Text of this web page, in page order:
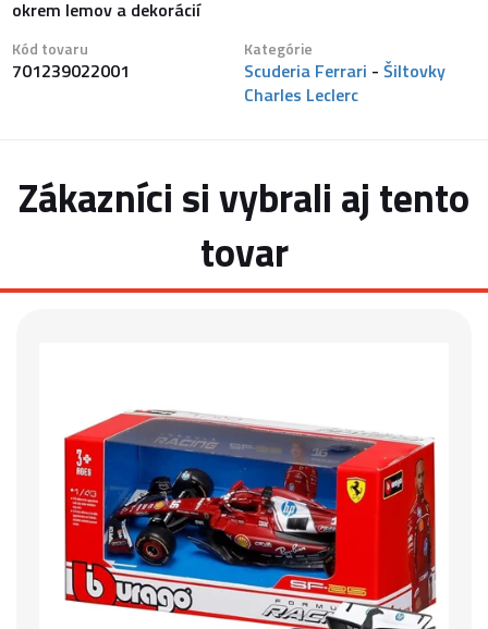
okrem lemov a dekorácií
Kód tovaru
701239022001
Kategórie
Scuderia Ferrari - Šiltovky
Charles Leclerc
Zákazníci si vybrali aj tento
tovar